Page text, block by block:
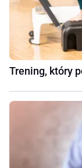
Trening, który